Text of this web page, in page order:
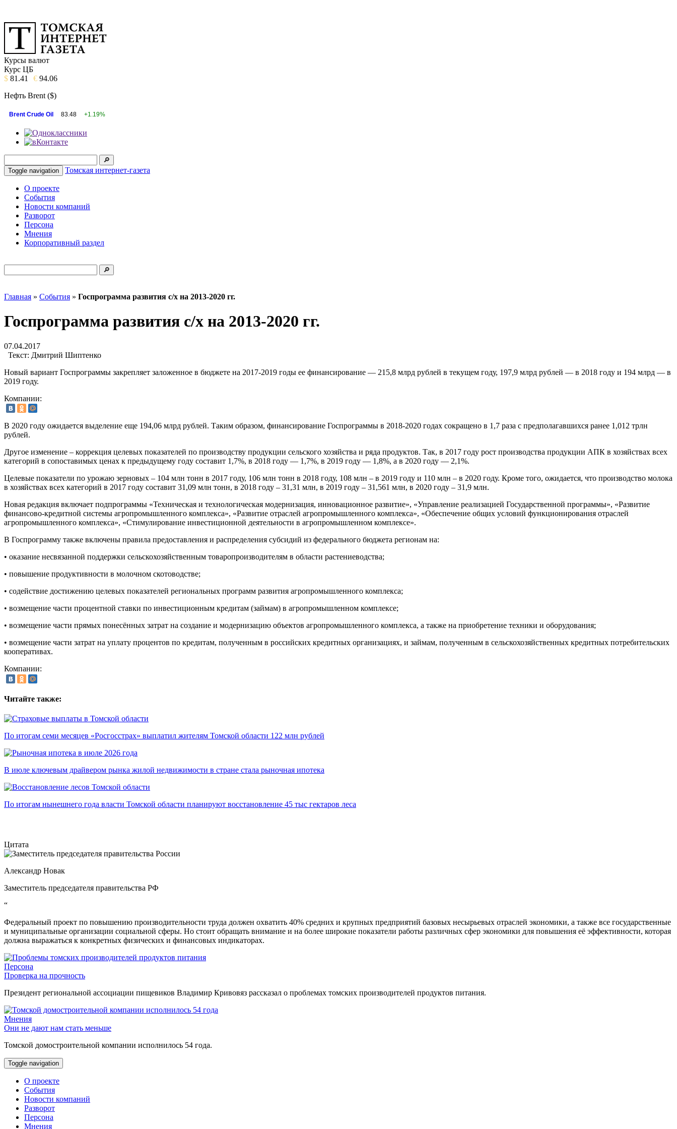
Курсы валют
Курс ЦБ
$ 81.41 € 94.06
Нефть Brent ($)
Brent Crude Oil 83.48 +1.19%
Toggle navigation Томская интернет-газета
О проекте
События
Новости компаний
Разворот
Персона
Мнения
Корпоративный раздел
Главная » События » Госпрограмма развития с/х на 2013-2020 гг.
Госпрограмма развития с/х на 2013-2020 гг.
07.04.2017
Текст: Дмитрий Шиптенко
Новый вариант Госпрограммы закрепляет заложенное в бюджете на 2017-2019 годы ее финансирование — 215,8 млрд рублей в текущем году, 197,9 млрд рублей — в 2018 году и 194 млрд — в
2019 году.
Компании:
В 2020 году ожидается выделение еще 194,06 млрд рублей. Таким образом, финансирование Госпрограммы в 2018-2020 годах сокращено в 1,7 раза с предполагавшихся ранее 1,012 трлн
рублей.
Другое изменение – коррекция целевых показателей по производству продукции сельского хозяйства и ряда продуктов. Так, в 2017 году рост производства продукции АПК в хозяйствах всех
категорий в сопоставимых ценах к предыдущему году составит 1,7%, в 2018 году — 1,7%, в 2019 году — 1,8%, а в 2020 году — 2,1%.
Целевые показатели по урожаю зерновых – 104 млн тонн в 2017 году, 106 млн тонн в 2018 году, 108 млн – в 2019 году и 110 млн – в 2020 году. Кроме того, ожидается, что производство молока
в хозяйствах всех категорий в 2017 году составит 31,09 млн тонн, в 2018 году – 31,31 млн, в 2019 году – 31,561 млн, в 2020 году – 31,9 млн.
Новая редакция включает подпрограммы «Техническая и технологическая модернизация, инновационное развитие», «Управление реализацией Государственной программы», «Развитие
финансово-кредитной системы агропромышленного комплекса», «Развитие отраслей агропромышленного комплекса», «Обеспечение общих условий функционирования отраслей
агропромышленного комплекса», «Стимулирование инвестиционной деятельности в агропромышленном комплексе».
В Госпрограмму также включены правила предоставления и распределения субсидий из федерального бюджета регионам на:
• оказание несвязанной поддержки сельскохозяйственным товаропроизводителям в области растениеводства;
• повышение продуктивности в молочном скотоводстве;
• содействие достижению целевых показателей региональных программ развития агропромышленного комплекса;
• возмещение части процентной ставки по инвестиционным кредитам (займам) в агропромышленном комплексе;
• возмещение части прямых понесённых затрат на создание и модернизацию объектов агропромышленного комплекса, а также на приобретение техники и оборудования;
• возмещение части затрат на уплату процентов по кредитам, полученным в российских кредитных организациях, и займам, полученным в сельскохозяйственных кредитных потребительских
кооперативах.
Компании:
Читайте также:
По итогам семи месяцев «Росгосстрах» выплатил жителям Томской области 122 млн рублей
В июле ключевым драйвером рынка жилой недвижимости в стране стала рыночная ипотека
По итогам нынешнего года власти Томской области планируют восстановление 45 тыс гектаров леса
Цитата
Александр Новак
Заместитель председателя правительства РФ
“
Федеральный проект по повышению производительности труда должен охватить 40% средних и крупных предприятий базовых несырьевых отраслей экономики, а также все государственные
и муниципальные организации социальной сферы. Но стоит обращать внимание и на более широкие показатели работы различных сфер экономики для повышения её эффективности, которая
должна выражаться к конкретных физических и финансовых индикаторах.
Персона
Проверка на прочность
Президент региональной ассоциации пищевиков Владимир Кривовяз рассказал о проблемах томских производителей продуктов питания.
Мнения
Они не дают нам стать меньше
Томской домостроительной компании исполнилось 54 года.
Toggle navigation
О проекте
События
Новости компаний
Разворот
Персона
Мнения